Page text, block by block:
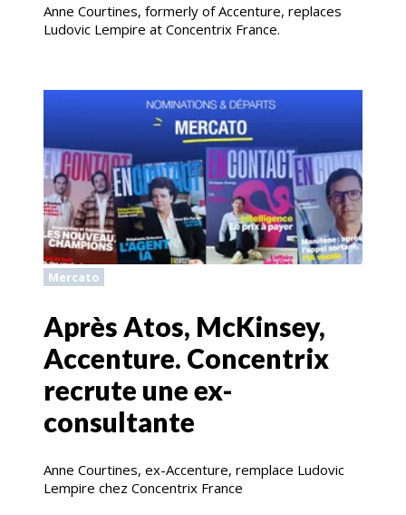
Anne Courtines, formerly of Accenture, replaces
Ludovic Lempire at Concentrix France.
Mercato
Après Atos, McKinsey,
Accenture. Concentrix
recrute une ex-
consultante
Anne Courtines, ex-Accenture, remplace Ludovic
Lempire chez Concentrix France